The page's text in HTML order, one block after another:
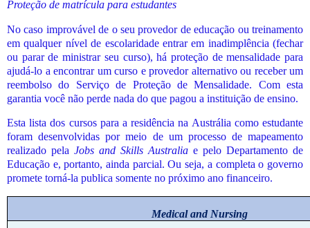
Proteção de matrícula para estudantes
No caso improvável de o seu provedor de educação ou treinamento
em qualquer nível de escolaridade entrar em inadimplência (fechar
ou parar de ministrar seu curso), há proteção de mensalidade para
ajudá-lo a encontrar um curso e provedor alternativo ou receber um
reembolso do Serviço de Proteção de Mensalidade. Com esta
garantia você não perde nada do que pagou a instituição de ensino.
Esta lista dos cursos para a residência na Austrália como estudante
foram desenvolvidas por meio de um processo de mapeamento
realizado pela Jobs and Skills Australia e pelo Departamento de
Educação e, portanto, ainda parcial. Ou seja, a completa o governo
promete torná-la publica somente no próximo ano financeiro.
Medical and Nursing